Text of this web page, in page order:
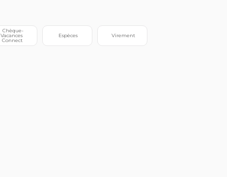
Vacances
Connect
Espèces Virement